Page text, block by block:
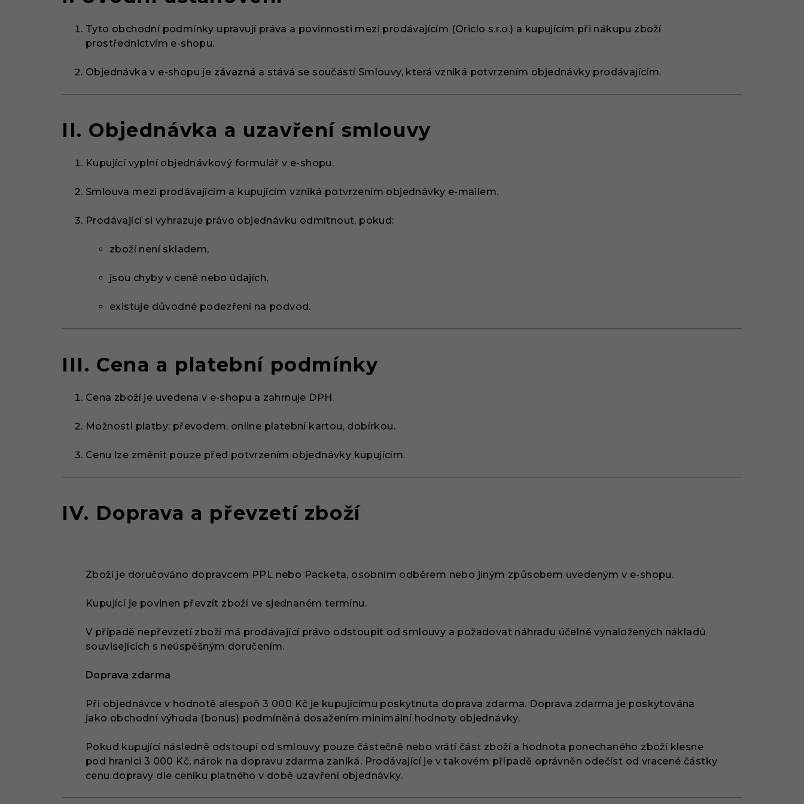
Tyto obchodní podmínky upravují práva a povinnosti mezi prodávajícím (Oriclo s.r.o.) a kupujícím při nákupu zboží
prostřednictvím e-shopu.
Objednávka v e-shopu je závazná a stává se součástí Smlouvy, která vzniká potvrzením objednávky prodávajícím.
II. Objednávka a uzavření smlouvy
Kupující vyplní objednávkový formulář v e-shopu.
Smlouva mezi prodávajícím a kupujícím vzniká potvrzením objednávky e-mailem.
Prodávající si vyhrazuje právo objednávku odmítnout, pokud:
zboží není skladem,
jsou chyby v ceně nebo údajích,
existuje důvodné podezření na podvod.
III. Cena a platební podmínky
Cena zboží je uvedena v e-shopu a zahrnuje DPH.
Možnosti platby: převodem, online platební kartou, dobírkou.
Cenu lze změnit pouze před potvrzením objednávky kupujícím.
IV. Doprava a převzetí zboží
Zboží je doručováno dopravcem PPL nebo Packeta, osobním odběrem nebo jiným způsobem uvedeným v e-shopu.
Kupující je povinen převzít zboží ve sjednaném termínu.
V případě nepřevzetí zboží má prodávající právo odstoupit od smlouvy a požadovat náhradu účelně vynaložených nákladů
souvisejících s neúspěšným doručením.
Doprava zdarma
Při objednávce v hodnotě alespoň 3 000 Kč je kupujícímu poskytnuta doprava zdarma. Doprava zdarma je poskytována
jako obchodní výhoda (bonus) podmíněná dosažením minimální hodnoty objednávky.
Pokud kupující následně odstoupí od smlouvy pouze částečně nebo vrátí část zboží a hodnota ponechaného zboží klesne
pod hranici 3 000 Kč, nárok na dopravu zdarma zaniká. Prodávající je v takovém případě oprávněn odečíst od vracené částky
cenu dopravy dle ceníku platného v době uzavření objednávky.